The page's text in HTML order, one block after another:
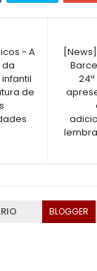
- A
da
de
BLOGGER